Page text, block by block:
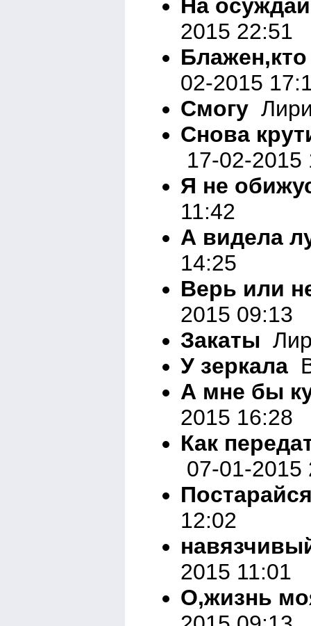
На
2015 22:51
02-2015
Смогу
Снова
17-02-2015
Я не
11:42
А видела
14:25
Верь или
2015 09:13
Закаты
У зеркала
А мне бы
2015 16:28
Как
07-01-2015
12:02
2015 11:01
О,жизнь